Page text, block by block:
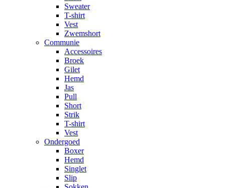
Sweater
T-shirt
Vest
Zwemshort
Communie
Accessoires
Broek
Gilet
Hemd
Jas
Pull
Short
Strik
T-shirt
Vest
Ondergoed
Boxer
Hemd
Singlet
Slip